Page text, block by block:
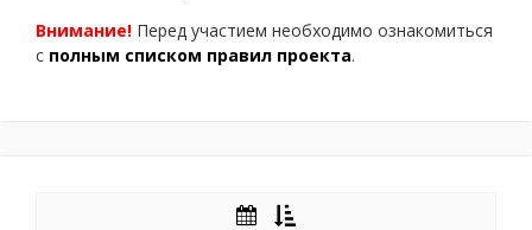
Внимание! Перед участием необходимо ознакомиться
с полным списком правил проекта.